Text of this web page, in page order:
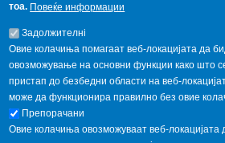
ГАЛЕРИЈА
тоа. Повеќе информации
Задолжителнi
Овие колачиња помагаат веб-локацијата да
овозможување на основни функции како што
пристап до безбедни области на веб-
може да функционира правилно без овие
Препорачани
Овие колачиња овозможуваат веб-